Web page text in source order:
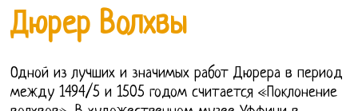
Дюрер Волхвы
Одной из лучших и значимых работ Дюрера в период
между 1494/5 и 1505 годом считается «Поклонение